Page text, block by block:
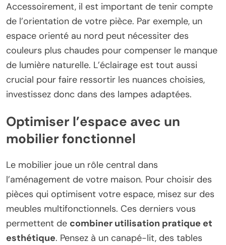
Accessoirement, il est important de tenir compte
de l’orientation de votre pièce. Par exemple, un
espace orienté au nord peut nécessiter des
couleurs plus chaudes pour compenser le manque
de lumière naturelle. L’éclairage est tout aussi
crucial pour faire ressortir les nuances choisies,
investissez donc dans des lampes adaptées.
Optimiser l’espace avec un
mobilier fonctionnel
Le mobilier joue un rôle central dans
l’aménagement de votre maison. Pour choisir des
pièces qui optimisent votre espace, misez sur des
meubles multifonctionnels. Ces derniers vous
permettent de combiner utilisation pratique et
esthétique. Pensez à un canapé-lit, des tables